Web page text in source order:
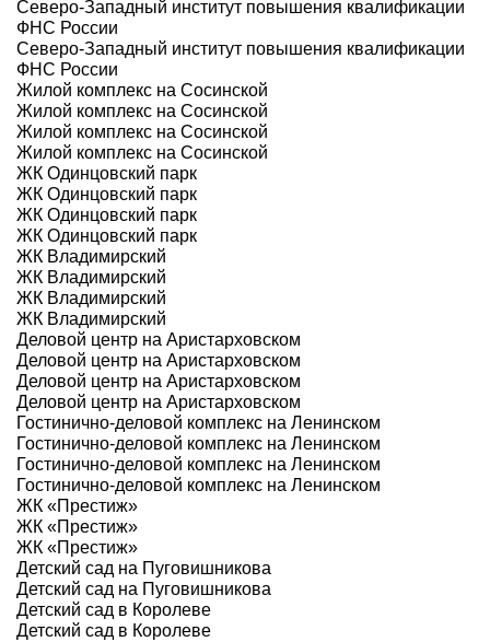
Северо-Западный институт повышения квалификации
ФНС России
Северо-Западный институт повышения квалификации
ФНС России
Жилой комплекс на Сосинской
Жилой комплекс на Сосинской
Жилой комплекс на Сосинской
Жилой комплекс на Сосинской
ЖК Одинцовский парк
ЖК Одинцовский парк
ЖК Одинцовский парк
ЖК Одинцовский парк
ЖК Владимирский
ЖК Владимирский
ЖК Владимирский
ЖК Владимирский
Деловой центр на Аристарховском
Деловой центр на Аристарховском
Деловой центр на Аристарховском
Деловой центр на Аристарховском
Гостинично-деловой комплекс на Ленинском
Гостинично-деловой комплекс на Ленинском
Гостинично-деловой комплекс на Ленинском
Гостинично-деловой комплекс на Ленинском
ЖК «Престиж»
ЖК «Престиж»
ЖК «Престиж»
Детский сад на Пуговишникова
Детский сад на Пуговишникова
Детский сад в Королеве
Детский сад в Королеве